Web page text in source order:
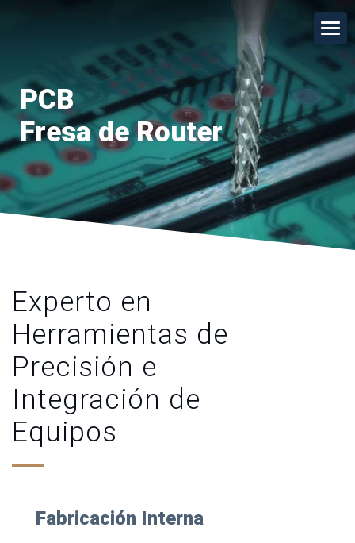
PCB
Fresa de Router
Experto en
Herramientas de
Precisión e
Integración de
Equipos
Fabricación Interna